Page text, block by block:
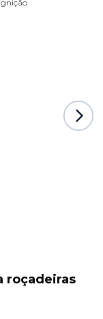
roçadeiras